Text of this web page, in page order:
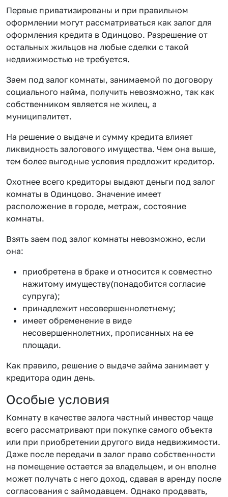
Первые приватизированы и при правильном
оформлении могут рассматриваться как залог для
оформления кредита в Одинцово. Разрешение от
остальных жильцов на любые сделки с такой
недвижимостью не требуется.
Заем под залог комнаты, занимаемой по договору
социального найма, получить невозможно, так как
собственником является не жилец, а
муниципалитет.
На решение о выдаче и сумму кредита влияет
ликвидность залогового имущества. Чем она выше,
тем более выгодные условия предложит кредитор.
Охотнее всего кредиторы выдают деньги под залог
комнаты в Одинцово. Значение имеет
расположение в городе, метраж, состояние
комнаты.
Взять заем под залог комнаты невозможно, если
она:
приобретена в браке и относится к совместно
нажитому имуществу(понадобится согласие
супруга);
принадлежит несовершеннолетнему;
имеет обременение в виде
несовершеннолетних, прописанных на ее
площади.
Как правило, решение о выдаче займа занимает у
кредитора один день.
Особые условия
Комнату в качестве залога частный инвестор чаще
всего рассматривают при покупке самого объекта
или при приобретении другого вида недвижимости.
Даже после передачи в залог право собственности
на помещение остается за владельцем, и он вполне
может получать с него доход, сдавая в аренду после
согласования с займодавцем. Однако продавать,